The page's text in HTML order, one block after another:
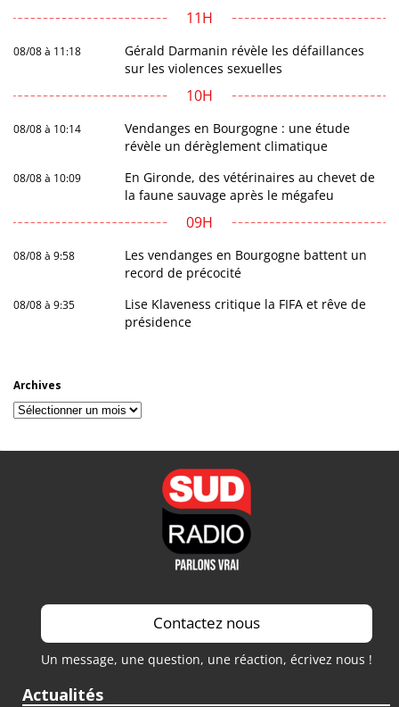
11H
08/08 à 11:18
Gérald Darmanin révèle les défaillances
sur les violences sexuelles
10H
08/08 à 10:14
Vendanges en Bourgogne : une étude
révèle un dérèglement climatique
08/08 à 10:09
En Gironde, des vétérinaires au chevet de
la faune sauvage après le mégafeu
09H
08/08 à 9:58
Les vendanges en Bourgogne battent un
record de précocité
08/08 à 9:35
Lise Klaveness critique la FIFA et rêve de
présidence
Archives
Archives
Contactez nous
Un message, une question, une réaction, écrivez nous !
Actualités